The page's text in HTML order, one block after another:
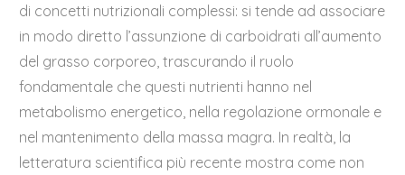
di concetti nutrizionali complessi: si tende ad associare
in modo diretto l’assunzione di carboidrati all’aumento
del grasso corporeo, trascurando il ruolo
fondamentale che questi nutrienti hanno nel
metabolismo energetico, nella regolazione ormonale e
nel mantenimento della massa magra. In realtà, la
letteratura scientifica più recente mostra come non